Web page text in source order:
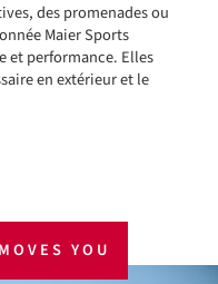
des promenades ou
Maier Sports
et performance. Elles
en extérieur et le
MOVES YOU